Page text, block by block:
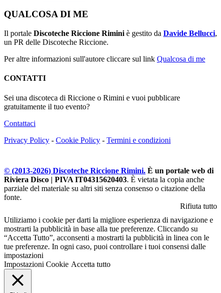
QUALCOSA DI ME
Il portale Discoteche Riccione Rimini è gestito da Davide Bellucci,
un PR delle Discoteche Riccione.
Per altre informazioni sull'autore cliccare sul link Qualcosa di me
CONTATTI
Sei una discoteca di Riccione o Rimini e vuoi pubblicare
gratuitamente il tuo evento?
Contattaci
Privacy Policy - Cookie Policy - Termini e condizioni
© (2013-2026) Discoteche Riccione Rimini. È un portale web di
Riviera Disco | PIVA IT04315620403. È vietata la copia anche
parziale del materiale su altri siti senza consenso o citazione della
fonte.
Rifiuta tutto
Utiliziamo i cookie per darti la migliore esperienza di navigazione e
mostrarti la pubblicità in base alla tue preferenze. Cliccando su
“Accetta Tutto”, acconsenti a mostrarti la pubblicità in linea con le
tue preferenze. In ogni caso, puoi controllare i tuoi consensi dalle
impostazioni
Impostazioni Cookie Accetta tutto